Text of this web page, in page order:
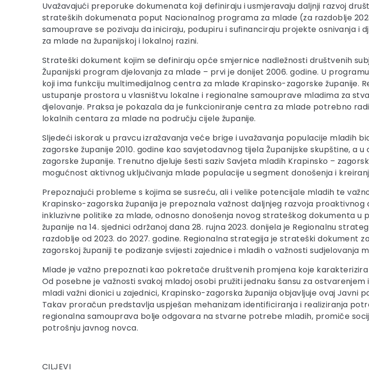
Uvažavajući preporuke dokumenata koji definiraju i usmjeravaju daljnji razvoj
strateških dokumenata poput Nacionalnog programa za mlade (za razdoblje
samouprave se pozivaju da iniciraju, podupiru i sufinanciraju projekte osnivanja
za mlade na županijskoj i lokalnoj razini.
Strateški dokument kojim se definiraju opće smjernice nadležnosti društvenih
Županijski program djelovanja za mlade – prvi je donijet 2006. godine. U
koji ima funkciju multimedijalnog centra za mlade Krapinsko-zagorske županije.
ustupanje prostora u vlasništvu lokalne i regionalne samouprave mladima za
djelovanje. Praksa je pokazala da je funkcioniranje centra za mlade potrebno
lokalnih centara za mlade na području cijele županije.
Sljedeći iskorak u pravcu izražavanja veće brige i uvažavanja populacije mladih
zagorske županije 2010. godine kao savjetodavnog tijela Županijske skupštine, a
zagorske županije. Trenutno djeluje šesti saziv Savjeta mladih Krapinsko –
mogućnost aktivnog uključivanja mlade populacije u segment donošenja i
Prepoznajući probleme s kojima se susreću, ali i velike potencijale mladih te
Krapinsko-zagorska županija je prepoznala važnost daljnjeg razvoja
inkluzivne politike za mlade, odnosno donošenja novog strateškog dokumenta u
županije na 14. sjednici održanoj dana 28. rujna 2023. donijela je Regionalnu
razdoblje od 2023. do 2027. godine. Regionalna strategija je strateški dokument
zagorskoj županiji te podizanje svijesti zajednice i mladih o važnosti sudjelovanja
Mlade je važno prepoznati kao pokretače društvenih promjena koje
Od posebne je važnosti svakoj mladoj osobi pružiti jednaku šansu za
mladi važni dionici u zajednici, Krapinsko-zagorska županija objavljuje ovaj
Takav proračun predstavlja uspješan mehanizam identificiranja i realiziranja
regionalna samouprava bolje odgovara na stvarne potrebe mladih, promiče
potrošnju javnog novca.
CILJEVI